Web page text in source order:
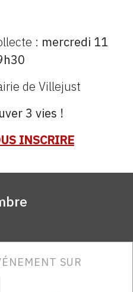
: mercredi 11
de Villejust
3 vies !
INSCRIRE
SUR